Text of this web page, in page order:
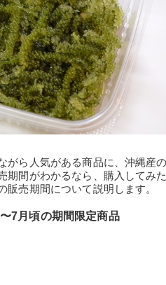
がら人気がある商品に、沖縄産
期間がわかるなら、購入してみ
販売期間について説明します。
7月頃の期間限定商品